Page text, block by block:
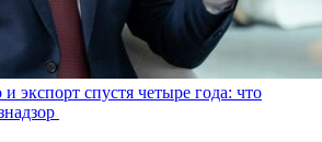
экспорт спустя четыре года: что